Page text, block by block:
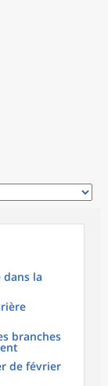
la
branches
de février